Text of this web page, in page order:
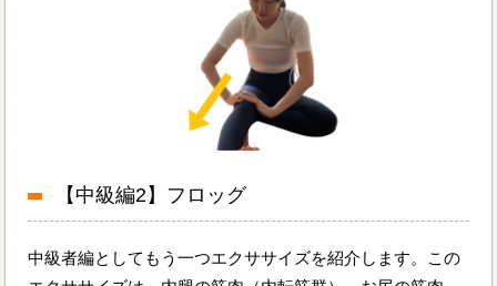
【中級編2】フロッグ
中級者編としてもう一つエクササイズを紹介します。この